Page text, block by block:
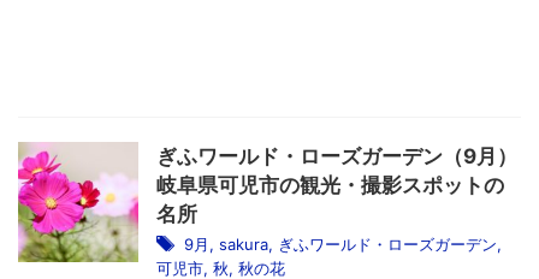
ぎふワールド・ローズガーデン（9月）
岐阜県可児市の観光・撮影スポットの
名所
9月, sakura, ぎふワールド・ローズガーデン,
可児市, 秋, 秋の花